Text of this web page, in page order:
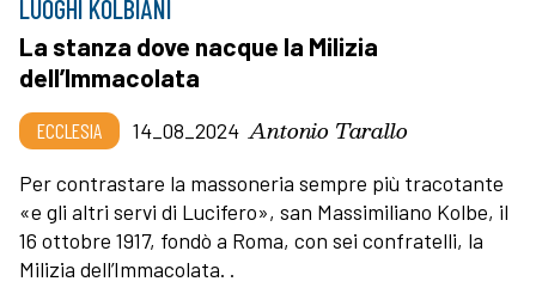
LUOGHI KOLBIANI
La stanza dove nacque la Milizia
dell’Immacolata
ECCLESIA 14_08_2024 Antonio Tarallo
Per contrastare la massoneria sempre più tracotante
«e gli altri servi di Lucifero», san Massimiliano Kolbe, il
16 ottobre 1917, fondò a Roma, con sei confratelli, la
Milizia dell’Immacolata. .